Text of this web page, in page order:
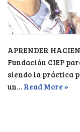
APRENDER
Fundación CIEP
siendo la práctica
un… Read More »